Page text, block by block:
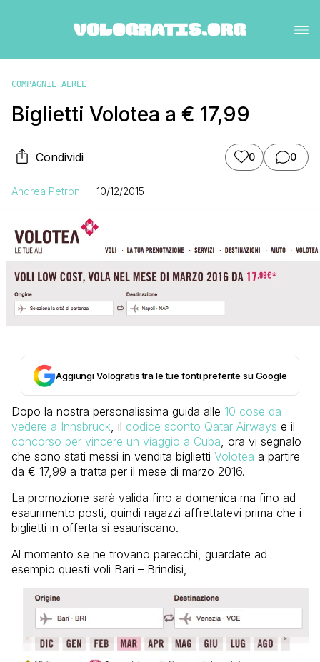
COMPAGNIE AEREE
Biglietti Volotea a € 17,99
Condividi 0 0
Andrea Petroni 10/12/2015
Aggiungi Vologratis tra le tue fonti preferite su Google
Dopo la nostra personalissima guida alle 10 cose da
vedere a Innsbruck, il codice sconto Qatar Airways e il
concorso per vincere un viaggio a Cuba, ora vi segnalo
che sono stati messi in vendita biglietti Volotea a partire
da € 17,99 a tratta per il mese di marzo 2016.
La promozione sarà valida fino a domenica ma fino ad
esaurimento posti, quindi ragazzi affrettatevi prima che i
biglietti in offerta si esauriscano.
Al momento se ne trovano parecchi, guardate ad
esempio questi voli Bari – Brindisi,